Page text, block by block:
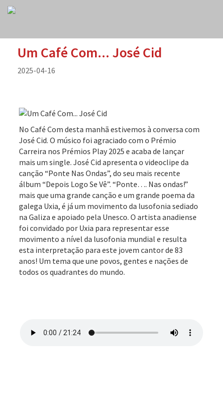
Um Café Com... José Cid
2025-04-16
No Café Com desta manhã estivemos à conversa com
José Cid. O músico foi agraciado com o Prémio
Carreira nos Prémios Play 2025 e acaba de lançar
mais um single. José Cid apresenta o videoclipe da
canção “Ponte Nas Ondas”, do seu mais recente
álbum “Depois Logo Se Vê”. “Ponte…. Nas ondas!”
mais que uma grande canção e um grande poema da
galega Uxia, é já um movimento da lusofonia sediado
na Galiza e apoiado pela Unesco. O artista anadiense
foi convidado por Uxia para representar esse
movimento a nível da lusofonia mundial e resulta
esta interpretação para este jovem cantor de 83
anos! Um tema que une povos, gentes e nações de
todos os quadrantes do mundo.